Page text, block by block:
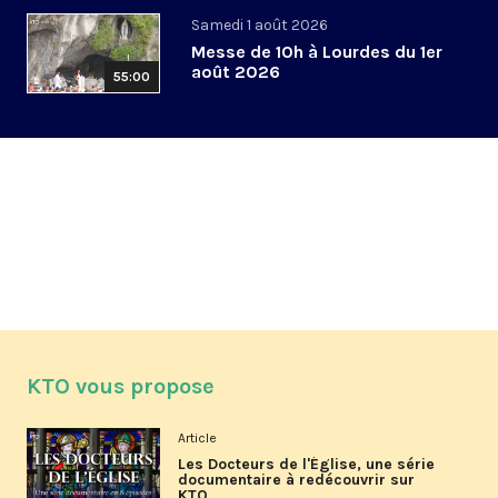
55:00
Samedi 1 août 2026
Messe de 10h à Lourdes du 1er
août 2026
KTO vous propose
Article
Les Docteurs de l'Église, une série
documentaire à redécouvrir sur